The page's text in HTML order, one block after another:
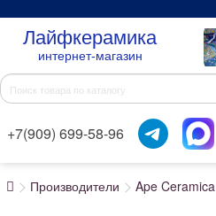
Лайфкерамика
интернет-магазин
+7(909) 699-58-96
Производители Ape Ceramica